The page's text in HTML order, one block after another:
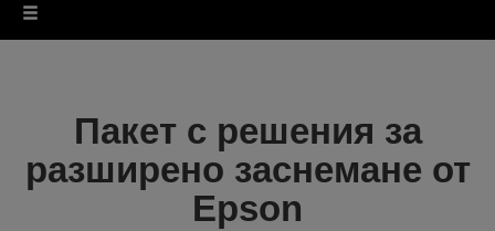
Пакет с решения за
разширено заснемане от
Epson